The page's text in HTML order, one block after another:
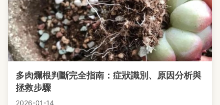
多肉爛根判斷完全指南：症狀識別、原因分析與
拯救步驟
2026-01-14